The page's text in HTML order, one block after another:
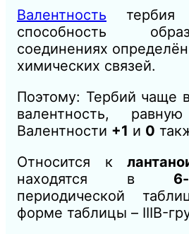
Валентность
способность
соединениях
химических связей.
Поэтому: Тербий чаще
валентность,
Валентности +1 и 0
Относится к
находятся в
периодической
форме таблицы – IIIB-